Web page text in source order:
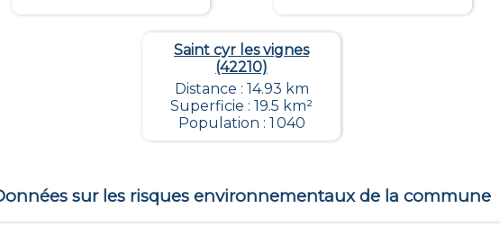
Saint cyr les vignes
(42210)
Distance : 14.93 km
Superficie : 19.5 km²
Population : 1 040
sur les risques environnementaux de la commune